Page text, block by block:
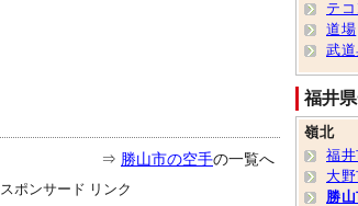
⇒ 勝山市の空手の一覧へ
スポンサード リンク
テ
道場
武道
福井
嶺北
福井
大
勝